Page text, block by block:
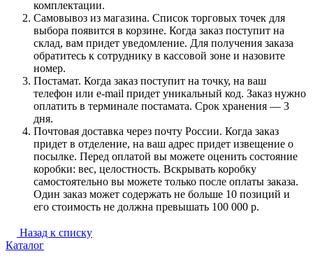
комплектации.
Самовывоз из магазина. Список торговых точек для
выбора появится в корзине. Когда заказ поступит на
склад, вам придет уведомление. Для получения заказа
обратитесь к сотруднику в кассовой зоне и назовите
номер.
Постамат. Когда заказ поступит на точку, на ваш
телефон или e-mail придет уникальный код. Заказ нужно
оплатить в терминале постамата. Срок хранения — 3
дня.
Почтовая доставка через почту России. Когда заказ
придет в отделение, на ваш адрес придет извещение о
посылке. Перед оплатой вы можете оценить состояние
коробки: вес, целостность. Вскрывать коробку
самостоятельно вы можете только после оплаты заказа.
Один заказ может содержать не больше 10 позиций и
его стоимость не должна превышать 100 000 р.
Назад к списку
Каталог